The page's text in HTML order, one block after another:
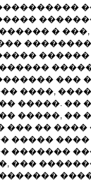
�
���
����,
�����. ��
�����, ��
��� ��
�����
�������
���